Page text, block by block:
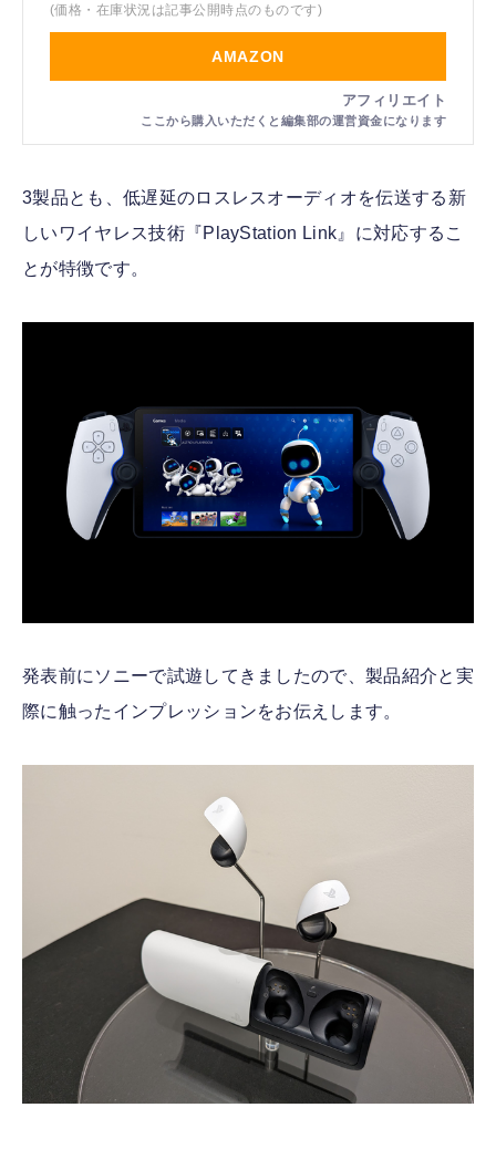
(価格・在庫状況は記事公開時点のものです)
AMAZON
3製品とも、低遅延のロスレスオーディオを伝送する新
しいワイヤレス技術『PlayStation Link』に対応するこ
とが特徴です。
発表前にソニーで試遊してきましたので、製品紹介と実
際に触ったインプレッションをお伝えします。